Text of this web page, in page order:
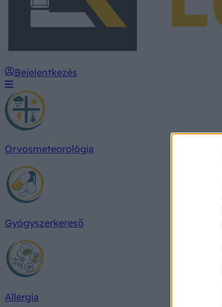
Bejelentkezés
Orvosmeteorológia
Gyógyszerkereső
Allergia